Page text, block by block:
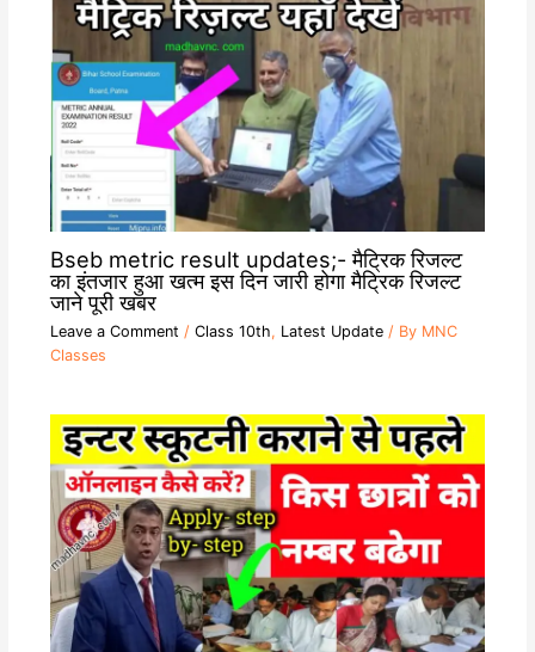
Bseb metric result updates;- मैट्रिक रिजल्ट
का इंतजार हुआ खत्म इस दिन जारी होगा मैट्रिक रिजल्ट
जाने पूरी खबर
Leave a Comment / Class 10th, Latest Update/ By MNC
Classes